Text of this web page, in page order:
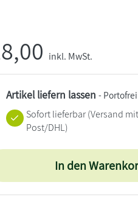
inkl. MwSt.
Artikel liefern lassen - Portofrei
Sofort lieferbar(Versand
Post/DHL)
In den